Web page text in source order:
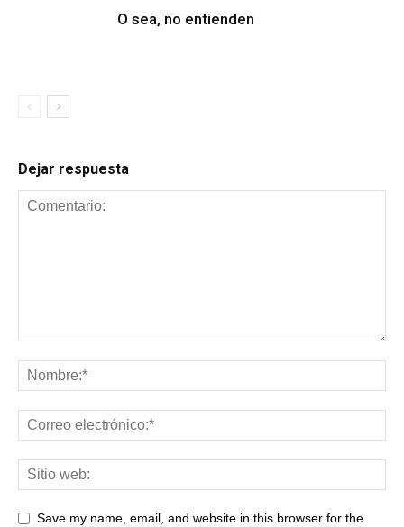
O sea, no entienden
Dejar respuesta
Save my name, email, and website in this browser for the